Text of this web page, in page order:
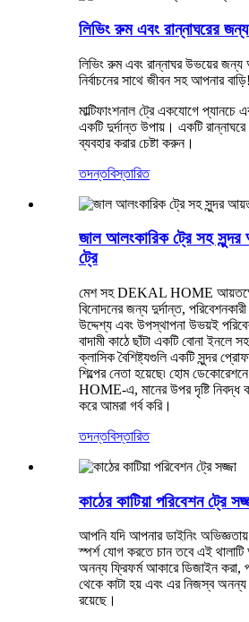
লিভিং রুম এবং রান্নাঘরের
লিভিং রুম এবং রান্নাঘর উভয়ের জন্য
নির্বাচনের সাথে জীবন সহ আপনার বাড়ি!
মাল্টিফাংশনাল ট্রে একযোগে প্যানচে
একটি দুর্দান্ত উপায়। একটি
ব্যবহার করার চেষ্টা করুন।
তদন্তবিস্তারিত
জাল আলংকারিক ট্রে সহ সুন্দর
ট্রে
মেশ সহ DEKAL HOME
বিনোদনের জন্য দুর্দান্ত,
উদ্দেশ্য এবং উপস্থাপনা উভয়ই
বাদামী কাঠে ছাঁটা একটি বোনা ইনলে
ক্লাসিক বৈশিষ্ট্যগুলি একটি সুন্দর
শিল্পের নেতা হয়েছে৷ হোম
HOME-এ, মানের উপর দৃষ্টি নিবদ্ধ
করে আমরা গর্ব করি।
তদন্তবিস্তারিত
কাঠের কাটিয়া পরিবেশন ট্রে
আপনি যদি আপনার ডাইনিং অভিজ্ঞতায়
স্পর্শ যোগ করতে চান তবে এই
অনন্য ফ্রিফর্ম আকারে ডিজাইন করা,
থেকে কাটা হয় এবং এর নিজস্ব অনন্য
রয়েছে।